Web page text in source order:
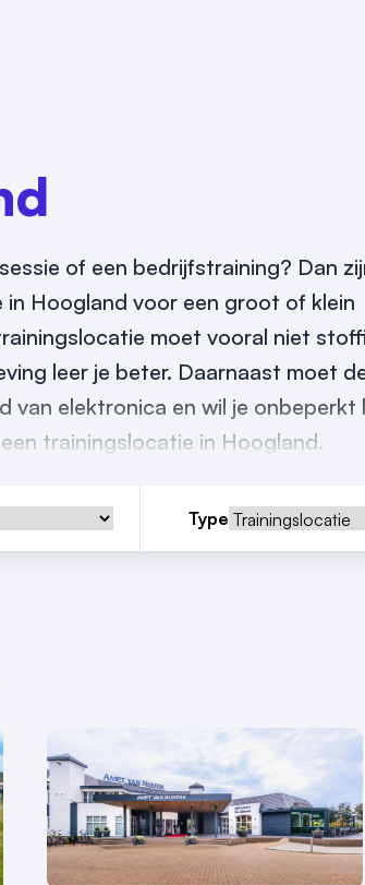
of een bedrijfstraining? Dan
in Hoogland voor een groot of klein
moet vooral niet
leer je beter. Daarnaast moet
van elektronica en wil je onbeperkt
trainingslocatie in Hoogland.
Type